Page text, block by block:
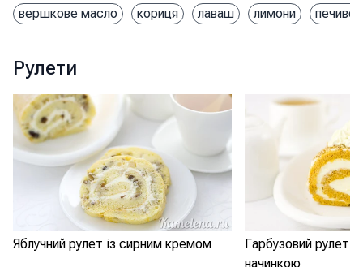
вершкове масло кориця лаваш лимони печиво
Рулети
Яблучний рулет із сирним кремом
Гарбузовий рулет
начинкою